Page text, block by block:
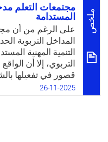
ملخص
مجتمعات التعلم
المستدامة
على الرغم من أن
المداخل التربوية
التنمية المهنية
التربوي، إلا أن
قصور في تفعيلها
تعترضها معوقات
والبنية التحتية،
26-11-2025